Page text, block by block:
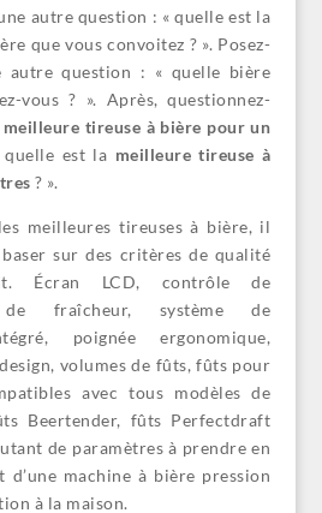
autre question : « quelle est la
que vous convoitez ? ». Posez-
autre question : « quelle bière
vous ? ». Après, questionnez-
meilleure tireuse à bière pour un
quelle est la meilleure tireuse à
? ».
meilleures tireuses à bière, il
sur des critères de qualité
Écran LCD, contrôle de
fraîcheur, système de
poignée ergonomique,
volumes de fûts, fûts pour
avec tous modèles de
Beertender, fûts Perfectdraft
de paramètres à prendre en
d’une machine à bière pression
à la maison.